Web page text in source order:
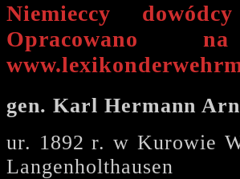
Niemieccy
Opracowano
gen. Karl Hermann
ur. 1892 r. w Kurowie
Langenholthausen